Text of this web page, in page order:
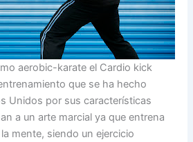
aerobic-karate el Cardio kick
que se ha hecho
Unidos por sus características
a un arte marcial ya que entrena
mente, siendo un ejercicio